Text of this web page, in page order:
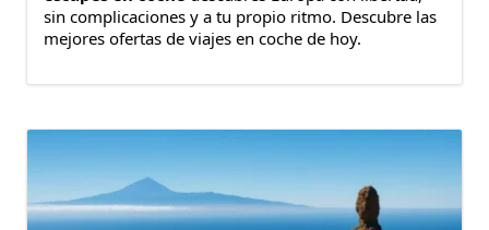
sin complicaciones y a tu propio ritmo. Descubre las
mejores ofertas de viajes en coche de hoy.